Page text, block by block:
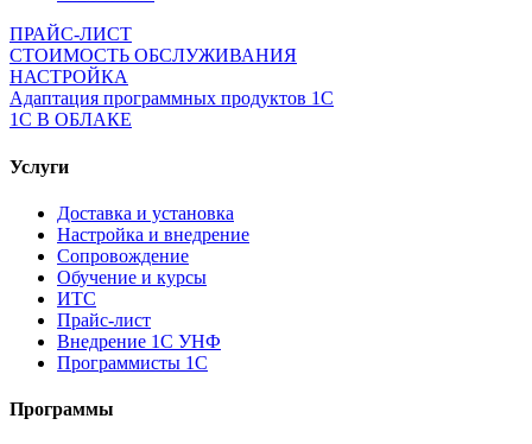
ПРАЙС-ЛИСТ
СТОИМОСТЬ ОБСЛУЖИВАНИЯ
НАСТРОЙКА
Адаптация программных продуктов 1С
1С В ОБЛАКЕ
Услуги
Доставка и установка
Настройка и внедрение
Сопровождение
Обучение и курсы
ИТС
Прайс-лист
Внедрение 1С УНФ
Программисты 1С
Программы